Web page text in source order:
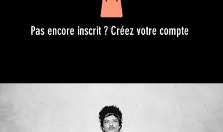
Pas encore inscrit ? Créez votre compte